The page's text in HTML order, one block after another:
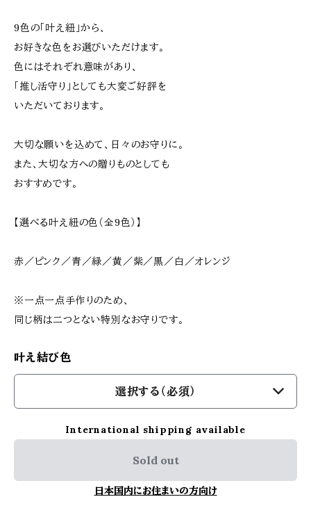
9色の「叶え紐」から、
お好きな色をお選びいただけます。
色にはそれぞれ意味があり、
「推し活守り」としても大変ご好評を
いただいております。
大切な願いを込めて、日々のお守りに。
また、大切な方への贈りものとしても
おすすめです。
【選べる叶え紐の色（全9色）】
赤／ピンク／青／緑／黄／紫／黒／白／オレンジ
※一点一点手作りのため、
同じ柄は二つとない特別なお守りです。
叶え結び色
選択する（必須）
International shipping available
Sold out
日本国内にお住まいの方向け